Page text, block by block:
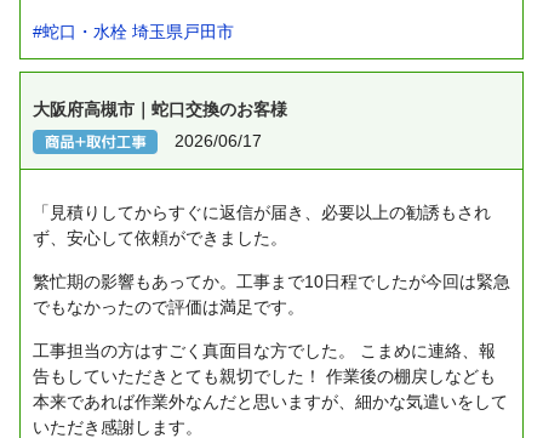
#蛇口・水栓 埼玉県戸田市
大阪府高槻市｜蛇口交換のお客様
2026/06/17
「見積りしてからすぐに返信が届き、必要以上の勧誘もされ
ず、安心して依頼ができました。
繁忙期の影響もあってか。工事まで10日程でしたが今回は緊急
でもなかったので評価は満足です。
工事担当の方はすごく真面目な方でした。
こまめに連絡、報
告もしていただきとても親切でした！
作業後の棚戻しなども
本来であれば作業外なんだと思いますが、細かな気遣いをして
いただき感謝します。